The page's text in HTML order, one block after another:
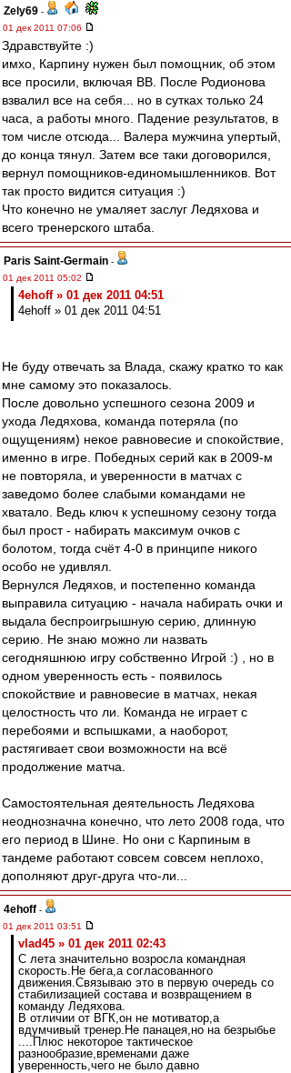
Zely69 -
01 дек 2011 07:06
Здравствуйте :)
имхо, Карпину нужен был помощник, об этом
все просили, включая ВВ. После Родионова
взвалил все на себя... но в сутках только 24
часа, а работы много. Падение результатов, в
том числе отсюда... Валера мужчина упертый,
до конца тянул. Затем все таки договорился,
вернул помощников-единомышленников. Вот
так просто видится ситуация :)
Что конечно не умаляет заслуг Ледяхова и
всего тренерского штаба.
Paris Saint-Germain -
01 дек 2011 05:02
4ehoff » 01 дек 2011 04:51
4ehoff » 01 дек 2011 04:51
Не буду отвечать за Влада, скажу кратко то как
мне самому это показалось.
После довольно успешного сезона 2009 и
ухода Ледяхова, команда потеряла (по
ощущениям) некое равновесие и спокойствие,
именно в игре. Победных серий как в 2009-м
не повторяла, и уверенности в матчах с
заведомо более слабыми командами не
хватало. Ведь ключ к успешному сезону тогда
был прост - набирать максимум очков с
болотом, тогда счёт 4-0 в принципе никого
особо не удивлял.
Вернулся Ледяхов, и постепенно команда
выправила ситуацию - начала набирать очки и
выдала беспроигрышную серию, длинную
серию. Не знаю можно ли назвать
сегодняшнюю игру собственно Игрой :) , но в
одном уверенность есть - появилось
спокойствие и равновесие в матчах, некая
целостность что ли. Команда не играет с
перебоями и вспышками, а наоборот,
растягивает свои возможности на всё
продолжение матча.
Самостоятельная деятельность Ледяхова
неоднозначна конечно, что лето 2008 года, что
его период в Шине. Но они с Карпиным в
тандеме работают совсем совсем неплохо,
дополняют друг-друга что-ли...
4ehoff -
01 дек 2011 03:51
vlad45 » 01 дек 2011 02:43
С лета значительно возросла командная
скорость.Не бега,а согласованного
движения.Связываю это в первую очередь со
стабилизацией состава и возвращением в
команду Ледяхова.
В отличии от ВГК,он не мотиватор,а
вдумчивый тренер.Не панацея,но на безрыбье
....Плюс некоторое тактическое
разнообразие,временами даже
уверенность,чего не было давно